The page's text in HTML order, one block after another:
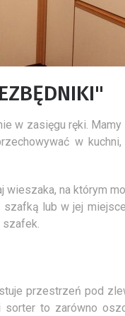
w zasięgu ręki.
w
na którym
lub w jej
szafek.
przestrzeń pod
to zarówno